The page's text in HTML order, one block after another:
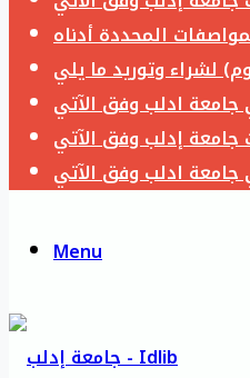
Menu